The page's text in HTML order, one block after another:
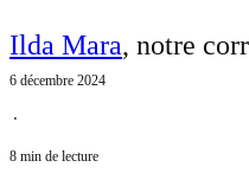
Ilda Mara, notre
6 décembre 2024
⋅
8 min de lecture